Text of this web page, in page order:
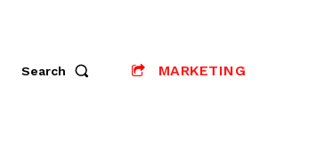
Search MARKETING